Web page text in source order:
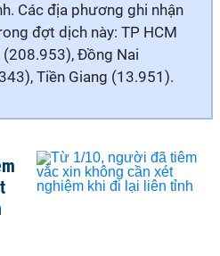
Các địa phương ghi nhận
đợt dịch này: TP HCM
Đồng Nai
Tiền Giang (13.951).